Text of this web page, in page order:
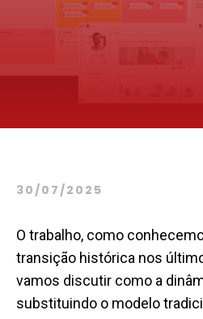
30/07/2025
O trabalho, como
transição histórica nos
vamos discutir como a
substituindo o modelo